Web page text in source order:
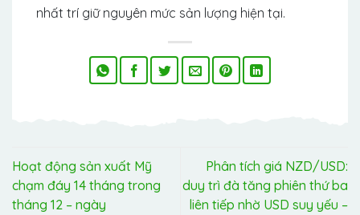
nhất trí giữ nguyên mức sản lượng hiện tại.
Hoạt động sản xuất Mỹ
chạm đáy 14 tháng trong
tháng 12 – ngày
Phân tích giá NZD/USD:
duy trì đà tăng phiên thứ ba
liên tiếp nhờ USD suy yếu –